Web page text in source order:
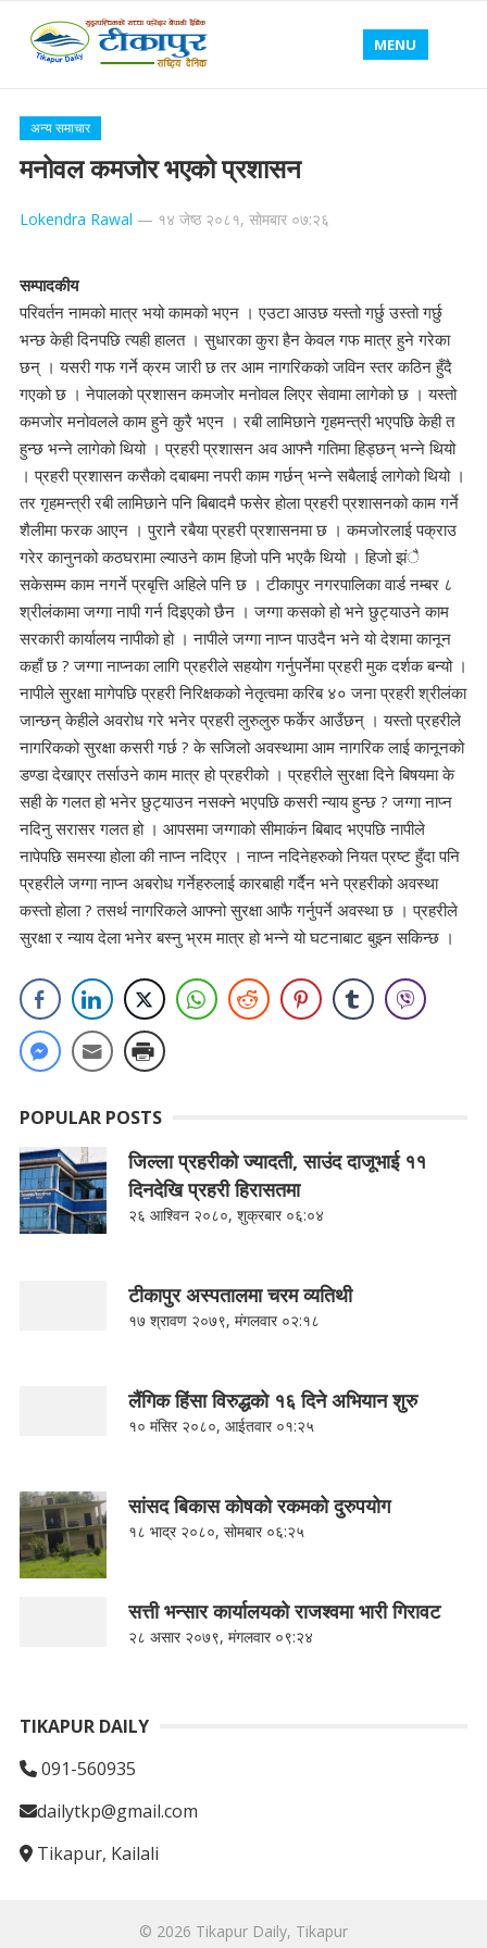
MENU
अन्य समाचार
मनोवल कमजोर भएको प्रशासन
Lokendra Rawal — १४ जेष्ठ २०८१, सोमबार ०७:२६
सम्पादकीय
परिवर्तन नामको मात्र भयो कामको भएन । एउटा आउछ यस्तो गर्छु उस्तो गर्छु
भन्छ केही दिनपछि त्यही हालत । सुधारका कुरा हैन केवल गफ मात्र हुने गरेका
छन् । यसरी गफ गर्ने क्रम जारी छ तर आम नागरिकको जविन स्तर कठिन हुँदै
गएको छ । नेपालको प्रशासन कमजोर मनोवल लिएर सेवामा लागेको छ । यस्तो
कमजोर मनोवलले काम हुने कुरै भएन । रबी लामिछाने गृहमन्त्री भएपछि केही त
हुन्छ भन्ने लागेको थियो । प्रहरी प्रशासन अव आफ्नै गतिमा हिड्छन् भन्ने थियो
। प्रहरी प्रशासन कसैको दबाबमा नपरी काम गर्छन् भन्ने सबैलाई लागेको थियो ।
तर गृहमन्त्री रबी लामिछाने पनि बिबादमै फसेर होला प्रहरी प्रशासनको काम गर्ने
शैलीमा फरक आएन । पुरानै रबैया प्रहरी प्रशासनमा छ । कमजोरलाई पक्राउ
गरेर कानुनको कठघरामा ल्याउने काम हिजो पनि भएकै थियो । हिजो झंै
सकेसम्म काम नगर्ने प्रबृत्ति अहिले पनि छ । टीकापुर नगरपालिका वार्ड नम्बर ८
श्रीलंकामा जग्गा नापी गर्न दिइएको छैन । जग्गा कसको हो भने छुट्याउने काम
सरकारी कार्यालय नापीको हो । नापीले जग्गा नाप्न पाउदैन भने यो देशमा कानून
कहाँ छ ? जग्गा नाप्नका लागि प्रहरीले सहयोग गर्नुपर्नेमा प्रहरी मुक दर्शक बन्यो ।
नापीले सुरक्षा मागेपछि प्रहरी निरिक्षकको नेतृत्वमा करिब ४० जना प्रहरी श्रीलंका
जान्छन् केहीले अवरोध गरे भनेर प्रहरी लुरुलुरु फर्केर आउँछन् । यस्तो प्रहरीले
नागरिकको सुरक्षा कसरी गर्छ ? के सजिलो अवस्थामा आम नागरिक लाई कानूनको
डण्डा देखाएर तर्साउने काम मात्र हो प्रहरीको । प्रहरीले सुरक्षा दिने बिषयमा के
सही के गलत हो भनेर छुट्याउन नसक्ने भएपछि कसरी न्याय हुन्छ ? जग्गा नाप्न
नदिनु सरासर गलत हो । आपसमा जग्गाको सीमाकंन बिबाद भएपछि नापीले
नापेपछि समस्या होला की नाप्न नदिएर । नाप्न नदिनेहरुको नियत प्रष्ट हुँदा पनि
प्रहरीले जग्गा नाप्न अबरोध गर्नेहरुलाई कारबाही गर्दैन भने प्रहरीको अवस्था
कस्तो होला ? तसर्थ नागरिकले आफ्नो सुरक्षा आफै गर्नुपर्ने अवस्था छ । प्रहरीले
सुरक्षा र न्याय देला भनेर बस्नु भ्रम मात्र हो भन्ने यो घटनाबाट बुझ्न सकिन्छ ।
POPULAR POSTS
जिल्ला प्रहरीको ज्यादती, साउंद दाजूभाई ११
दिनदेखि प्रहरी हिरासतमा
२६ आश्विन २०८०, शुक्रबार ०६:०४
टीकापुर अस्पतालमा चरम व्यतिथी
१७ श्रावण २०७९, मंगलवार ०२:१८
लैंगिक हिंसा विरुद्धको १६ दिने अभियान शुरु
१० मंसिर २०८०, आईतवार ०१:२५
सांसद बिकास कोषको रकमको दुरुपयोग
१८ भाद्र २०८०, सोमबार ०६:२५
सत्ती भन्सार कार्यालयको राजश्वमा भारी गिरावट
२८ असार २०७९, मंगलवार ०९:२४
TIKAPUR DAILY
091-560935
dailytkp@gmail.com
Tikapur, Kailali
© 2026 Tikapur Daily, Tikapur